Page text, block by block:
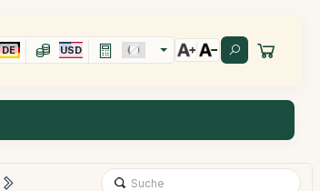
DE USD